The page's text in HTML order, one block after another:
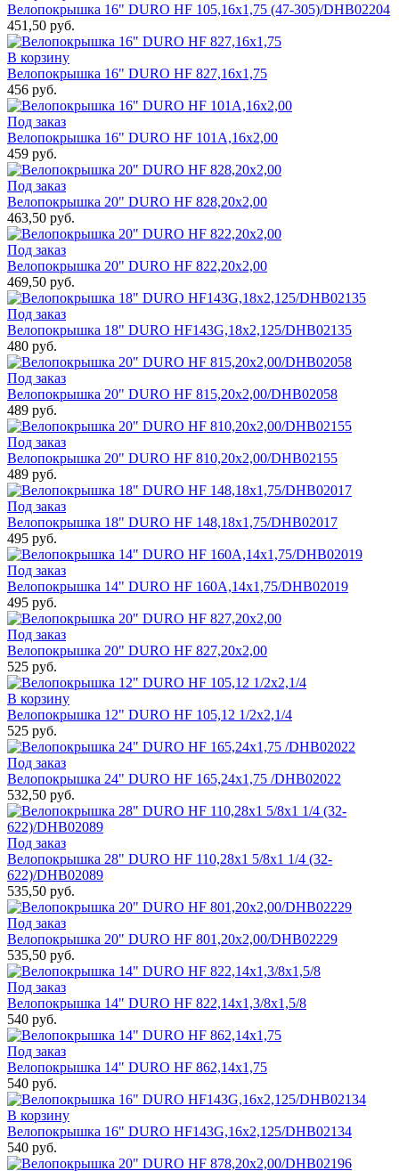
Велопокрышка 16" DURO HF 105,16x1,75 (47-305)/DHB02204
451,50 руб.
В корзину
Велопокрышка 16" DURO HF 827,16x1,75
456 руб.
Под заказ
Велопокрышка 16" DURO HF 101A,16x2,00
459 руб.
Под заказ
Велопокрышка 20" DURO HF 828,20x2,00
463,50 руб.
Под заказ
Велопокрышка 20" DURO HF 822,20x2,00
469,50 руб.
Под заказ
Велопокрышка 18" DURO HF143G,18x2,125/DHB02135
480 руб.
Под заказ
Велопокрышка 20" DURO HF 815,20x2,00/DHB02058
489 руб.
Под заказ
Велопокрышка 20" DURO HF 810,20x2,00/DHB02155
489 руб.
Под заказ
Велопокрышка 18" DURO HF 148,18x1,75/DHB02017
495 руб.
Под заказ
Велопокрышка 14" DURO HF 160A,14x1,75/DHB02019
495 руб.
Под заказ
Велопокрышка 20" DURO HF 827,20x2,00
525 руб.
В корзину
Велопокрышка 12" DURO HF 105,12 1/2x2,1/4
525 руб.
Под заказ
Велопокрышка 24" DURО HF 165,24x1,75 /DНB02022
532,50 руб.
Под заказ
Велопокрышка 28" DURO HF 110,28x1 5/8x1 1/4 (32-
622)/DHB02089
535,50 руб.
Под заказ
Велопокрышка 20" DURO HF 801,20x2,00/DНB02229
535,50 руб.
Под заказ
Велопокрышка 14" DURO HF 822,14x1,3/8x1,5/8
540 руб.
Под заказ
Велопокрышка 14" DURO HF 862,14x1,75
540 руб.
В корзину
Велопокрышка 16" DURO HF143G,16x2,125/DHB02134
540 руб.